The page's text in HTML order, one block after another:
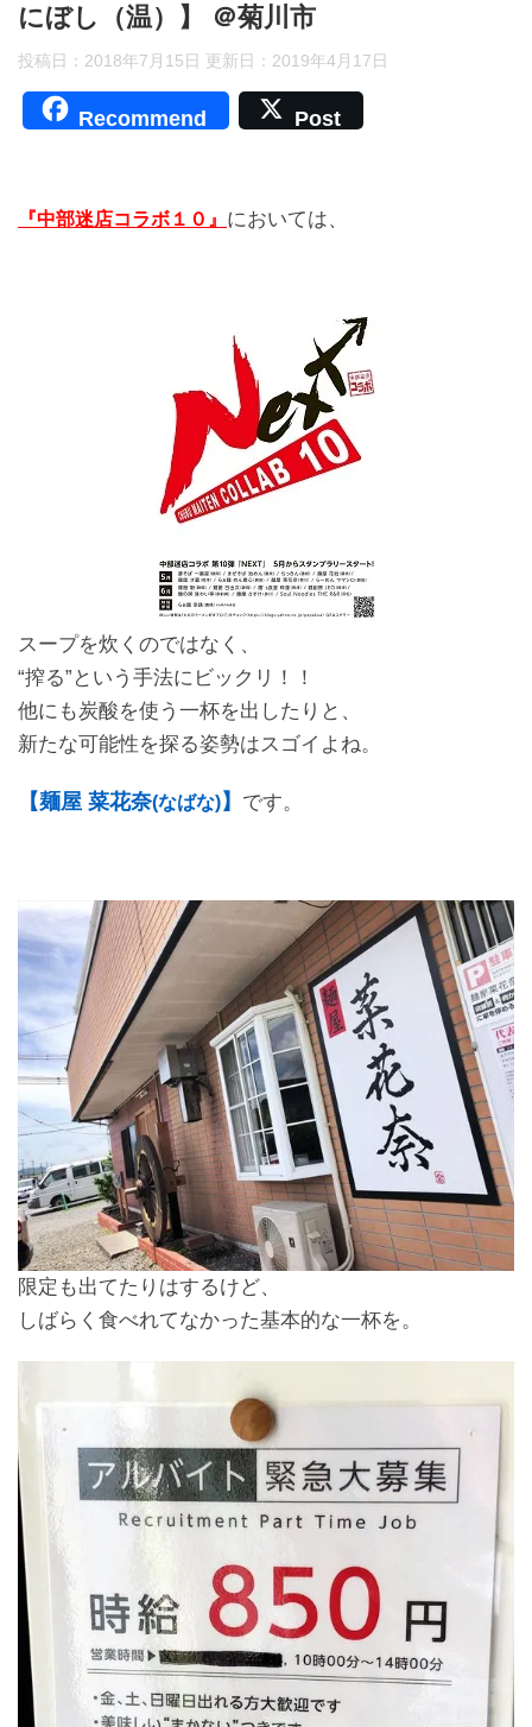
にぼし（温）】 ＠菊川市
投稿日：2018年7月15日 更新日： 2019年4月17日
Recommend Post
『中部迷店コラボ１０』 においては、
スープを炊くのではなく、
“搾る”という手法にビックリ！！
他にも炭酸を使う一杯を出したりと、
新たな可能性を探る姿勢はスゴイよね。
【麺屋 菜花奈(なばな)】 です。
限定も出てたりはするけど、
しばらく食べれてなかった基本的な一杯を。